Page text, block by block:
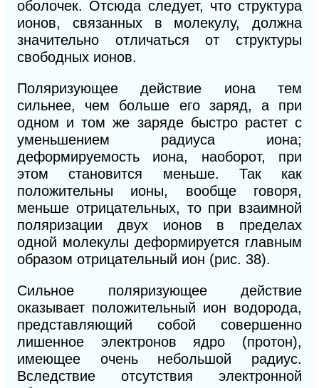
оболочек. Отсюда следует, что структура
ионов, связанных в молекулу, должна
значительно отличаться от структуры
свободных ионов.
Поляризующее действие иона тем
сильнее, чем больше его заряд, а при
одном и том же заряде быстро растет с
уменьшением радиуса иона;
деформируемость иона, наоборот, при
этом становится меньше. Так как
положительны ионы, вообще говоря,
меньше отрицательных, то при взаимной
поляризации двух ионов в пределах
одной молекулы деформируется главным
образом отрицательный ион (рис. 38).
Сильное поляризующее действие
оказывает положительный ион водорода,
представляющий собой совершенно
лишенное электронов ядро (протон),
имеющее очень небольшой радиус.
Вследствие отсутствия электронной